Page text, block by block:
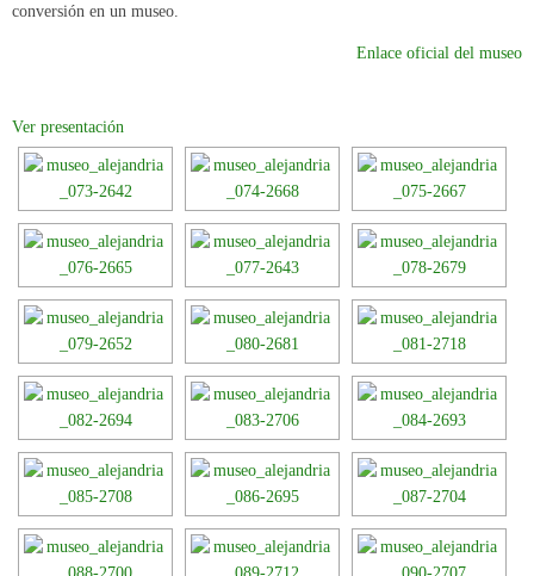
conversión en un museo.
Enlace oficial del museo
Ver presentación